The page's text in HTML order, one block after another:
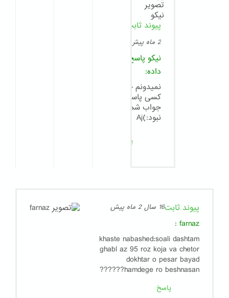
پیوند ثابت
2 ماه پیش
نیکو پاسخ
داده:
نمیدونم چرا
کسی پاسخگوی
جواب شما
نبود:)Aj
پاسخ
پیوند ثابت16 سال 2 ماه پیش
farnaz
:
khaste nabashed:soali dashtam
ghabl az 95 roz koja va chetor
dokhtar o pesar bayad
hamdege ro beshnasan??????
پاسخ